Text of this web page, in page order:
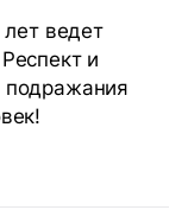
ведет
и